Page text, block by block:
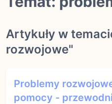
Noworodek
Rozwój dziecka
Artykuły w
rozwojowe"
Problemy
pomocy -